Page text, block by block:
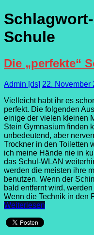
Schule
Die „perfekte“
Admin [ds] 22. November
Vielleicht habt ihr es
perfekt. Die folgenden
einige der vielen kleinen
Stein Gymnasium finden
unbedeutend, aber
Trockner in den Toiletten
ich meine Hände nie in
das Schul-WLAN
werden die meisten ihre
benutzen. Wenn der
bald entfernt wird,
Wenn die Technik in den
Weiterlesen